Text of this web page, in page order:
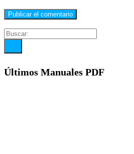
Últimos Manuales PDF